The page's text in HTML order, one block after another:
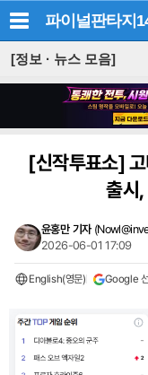
파이널판타지
[정보 · 뉴스 모음]
[신작투표소]고
출시
윤홍만 기자 (
2026-06-01 17:09
English(영문) Google